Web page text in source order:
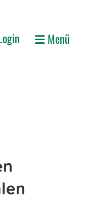
Menü